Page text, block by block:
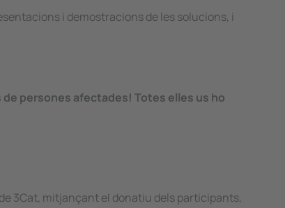
i demostracions de les solucions, i
persones afectades! Totes elles us ho
3Cat, mitjançant el donatiu dels participants,